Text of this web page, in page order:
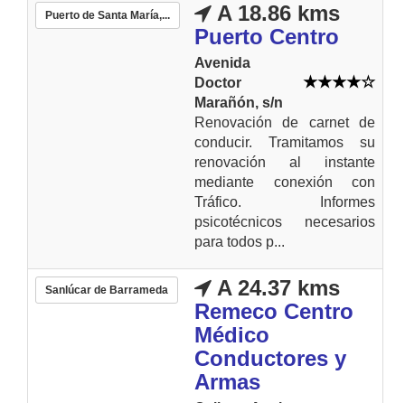
Puerto de Santa María,...
A 18.86 kms
Puerto Centro
Avenida
Doctor
Marañón, s/n
Renovación de carnet de
conducir. Tramitamos su
renovación al instante
mediante conexión con
Tráfico. Informes
psicotécnicos necesarios
para todos p...
Sanlúcar de Barrameda
A 24.37 kms
Remeco Centro
Médico
Conductores y
Armas